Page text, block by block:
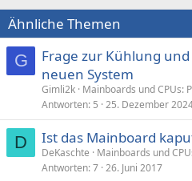
Ähnliche Themen
G
Frage zur Kühlung
neuen System
Gimli2k Mainboards und CPUs:
Antworten 5 25. Dezember
D Ist das Mainboard
DeKaschte
Mainboards und
Antworten 7 26. Juni 2017